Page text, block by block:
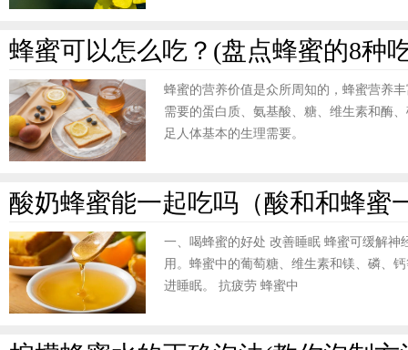
蜂蜜可以怎么吃？(盘点蜂蜜的8种
蜂蜜的营养价值是众所周知的，蜂蜜营养
需要的蛋白质、氨基酸、糖、维生素和酶
足人体基本的生理需要。
酸奶蜂蜜能一起吃吗（酸和和蜂蜜
一、喝蜂蜜的好处 改善睡眠 蜂蜜可缓解神
用。蜂蜜中的葡萄糖、维生素和镁、磷、
进睡眠。 抗疲劳 蜂蜜中